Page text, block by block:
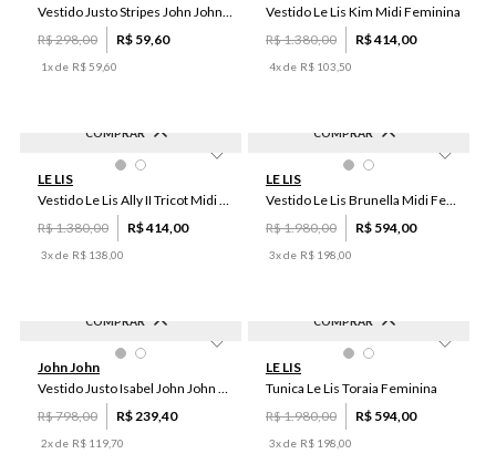
Vestido Justo Stripes John John Feminino
R$298,00 R$ 59,60
1x de R$ 5960
Vestido Le Lis Kim Midi Feminina
R$1.380,00 R$414,00
4x de R$ 103 50
COMPRAR
PP
LE LIS
Vestido Le Lis Ally II Tricot Midi Feminino
R$1.380,00 R$414,00
3x de R$ 138 00
COMPRAR
44 46
LE LIS
Vestido Le Lis Brunella Midi Feminina
R$1.980,00 R$ 594,00
3x de R$ 198 00
COMPRAR
John John
Vestido Justo Isabel John John Feminino
R$798,00 R$239,40
2x de R$ 11970
COMPRAR
34 36
LE LIS
Tunica Le Lis Toraia Feminina
R$1.980,00 R$ 594,00
3x de R$ 198 00